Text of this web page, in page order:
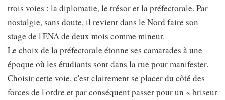
trois voies : la diplomatie, le trésor et la préfectorale. Par
nostalgie, sans doute, il revient dans le Nord faire son
stage de l'ENA de deux mois comme mineur.
Le choix de la préfectorale étonne ses camarades à une
époque où les étudiants sont dans la rue pour manifester.
Choisir cette voie, c'est clairement se placer du côté des
forces de l'ordre et par conséquent passer pour un « briseur